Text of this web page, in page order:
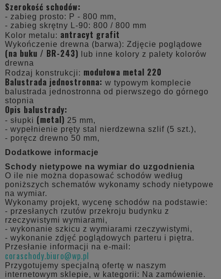
Szerokość schodów:
- zabieg prosto: P - 800 mm,
- zabieg skrętny L-90: 800 / 800 mm
Kolor metalu: antracyt grafit
Wykończenie drewna (barwa): Zdjęcie poglądowe
(na buku / BR-243) lub inne kolory z palety kolorów
drewna
Rodzaj konstrukcji: modułowa metal 220
Balustrada jednostronna: w typowym komplecie
balustrada jednostronna od pierwszego do górnego
stopnia
Opis balustrady:
- słupki (metal) 25 mm,
- wypełnienie pręty stal nierdzewna szlif (5 szt.),
- poręcz drewno 50 mm,
Dodatkowe informacje
Schody nietypowe na wymiar do uzgodnienia
O ile nie można dopasować schodów według
poniższych schematów wykonamy schody nietypowe
na wymiar.
Wykonamy projekt, wycenę schodów na podstawie:
- przesłanych rzutów przekroju budynku z
rzeczywistymi wymiarami,
- wykonanie szkicu z wymiarami rzeczywistymi,
- wykonanie zdjęć poglądowych parteru i piętra.
Przesłanie informacji na e-mail:
coraschody.biuro@wp.pl
Przygotujemy specjalną ofertę w naszym
internetowym sklepie, w kategorii: Na zamówienie.